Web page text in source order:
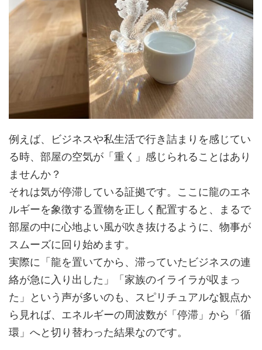
例えば、ビジネスや私生活で行き詰まりを感じてい
る時、部屋の空気が「重く」感じられることはあり
ませんか？
それは気が停滞している証拠です。ここに龍のエネ
ルギーを象徴する置物を正しく配置すると、まるで
部屋の中に心地よい風が吹き抜けるように、物事が
スムーズに回り始めます。
実際に「龍を置いてから、滞っていたビジネスの連
絡が急に入り出した」「家族のイライラが収まっ
た」という声が多いのも、スピリチュアルな観点か
ら見れば、エネルギーの周波数が「停滞」から「循
環」へと切り替わった結果なのです。